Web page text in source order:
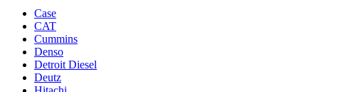
Case
CAT
Cummins
Denso
Detroit Diesel
Deutz